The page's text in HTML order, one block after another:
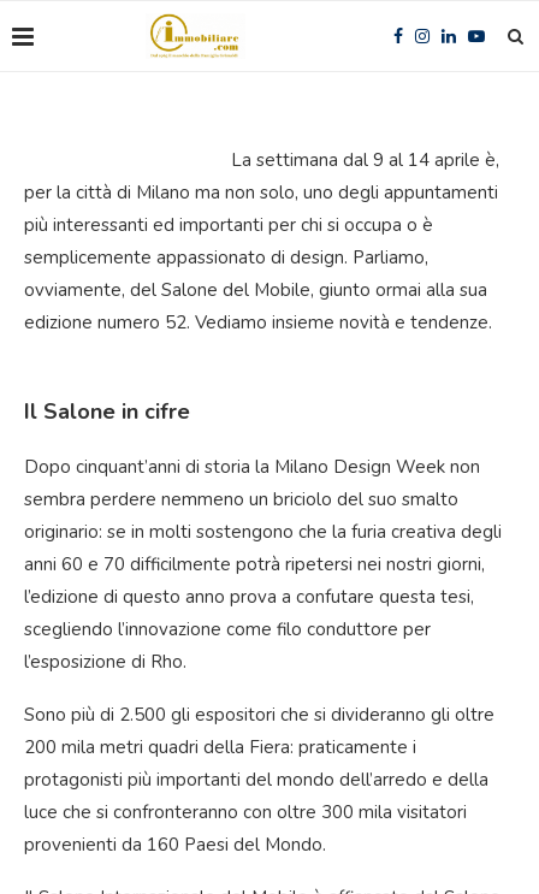
La settimana dal 9 al 14 aprile è,
per la città di Milano ma non solo, uno degli appuntamenti
più interessanti ed importanti per chi si occupa o è
semplicemente appassionato di design. Parliamo,
ovviamente, del Salone del Mobile, giunto ormai alla sua
edizione numero 52. Vediamo insieme novità e tendenze.
Il Salone in cifre
Dopo cinquant’anni di storia la Milano Design Week non
sembra perdere nemmeno un briciolo del suo smalto
originario: se in molti sostengono che la furia creativa degli
anni 60 e 70 difficilmente potrà ripetersi nei nostri giorni,
l’edizione di questo anno prova a confutare questa tesi,
scegliendo l’innovazione come filo conduttore per
l’esposizione di Rho.
Sono più di 2.500 gli espositori che si divideranno gli oltre
200 mila metri quadri della Fiera: praticamente i
protagonisti più importanti del mondo dell’arredo e della
luce che si confronteranno con oltre 300 mila visitatori
provenienti da 160 Paesi del Mondo.